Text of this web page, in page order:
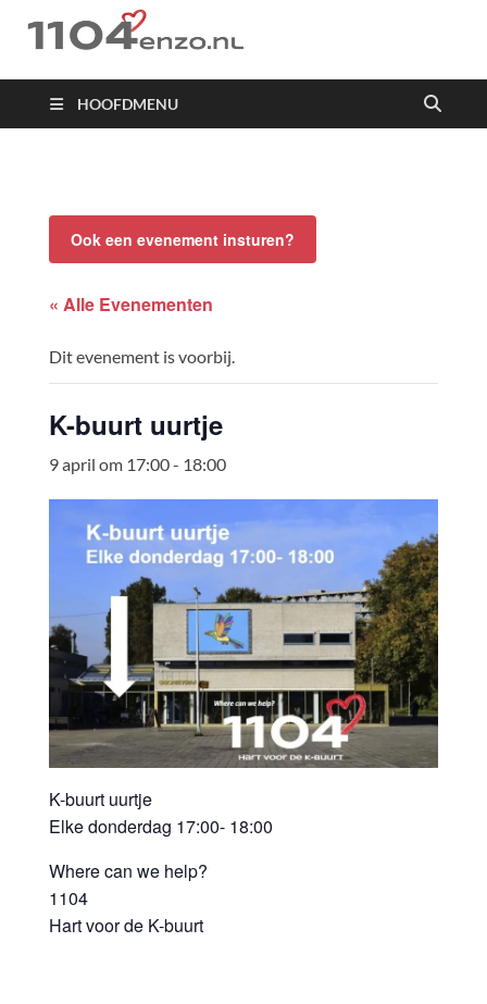
1104 en zo
HOOFDMENU
Ook een evenement insturen?
« Alle Evenementen
Dit evenement is voorbij.
K-buurt uurtje
9 april om 17:00- 18:00
K-buurt uurtje
Elke donderdag 17:00- 18:00
Where can we help?
1104
Hart voor de K-buurt